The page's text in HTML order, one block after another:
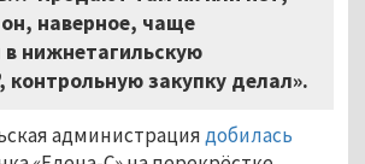
наверное, чаще
нижнетагильскую
контрольную закупку делал».
администрациядобилась